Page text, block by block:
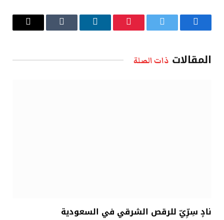
فيسبوك تويتر بينتيريستلينكدإن Tumblr
البريد
المقالات ذات الصلة
نادٍ سِرِّيّ للرقص الشرقي في السعودية